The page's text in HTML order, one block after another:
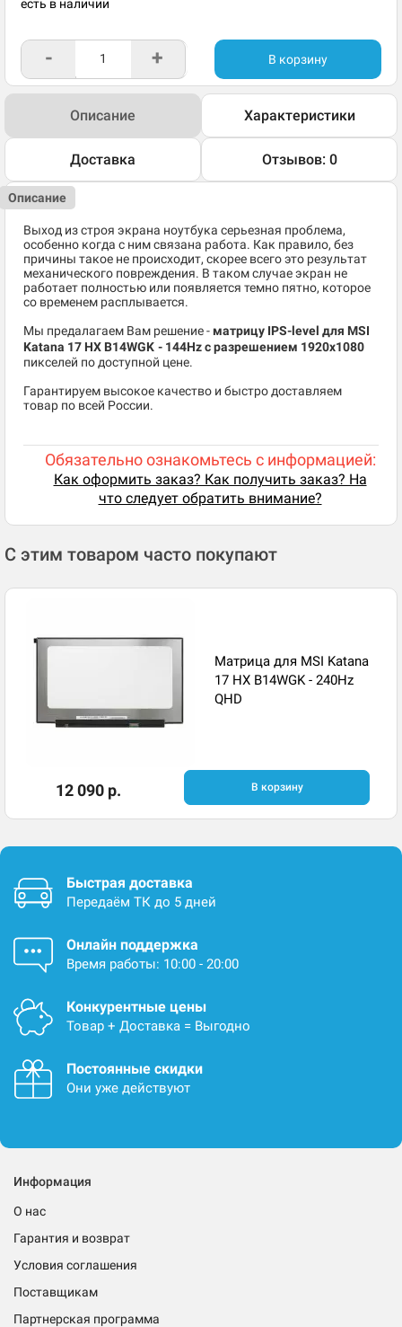
есть в наличии
- + В корзину
Описание Характеристики
Доставка Отзывов: 0
Описание
Выход из строя экрана ноутбука серьезная проблема,
особенно когда с ним связана работа. Как правило, без
причины такое не происходит, скорее всего это результат
механического повреждения. В таком случае экран не
работает полностью или появляется темно пятно, которое
со временем расплывается.
Мы предалагаем Вам решение - матрицу IPS-level для MSI
Katana 17 HX B14WGK - 144Hz c разрешением 1920x1080
пикселей по доступной цене.
Гарантируем высокое качество и быстро доставляем
товар по всей России.
Обязательно ознакомьтесь с информацией:
Как оформить заказ? Как получить заказ? На
что следует обратить внимание?
С этим товаром часто покупают
Матрица для MSI Katana
17 HX B14WGK - 240Hz
QHD
12 090 р. В корзину
Быстрая доставка
Передаём ТК до 5 дней
Онлайн поддержка
Время работы: 10:00 - 20:00
Конкурентные цены
Товар + Доставка = Выгодно
Постоянные скидки
Они уже действуют
Информация
О нас
Гарантия и возврат
Условия соглашения
Поставщикам
Партнерская программа